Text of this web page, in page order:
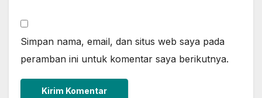
Simpan nama, email, dan situs web saya pada
peramban ini untuk komentar saya berikutnya.